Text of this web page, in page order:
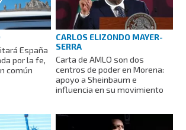
España
por la fe,
común
CARLOS ELIZONDO MAYER-
SERRA
Carta de AMLO son dos
centros de poder en Morena:
apoyo a Sheinbaum e
influencia en su movimiento